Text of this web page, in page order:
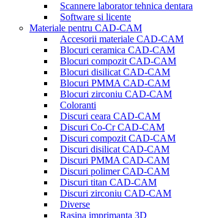
Scannere laborator tehnica dentara
Software si licente
Materiale pentru CAD-CAM
Accesorii materiale CAD-CAM
Blocuri ceramica CAD-CAM
Blocuri compozit CAD-CAM
Blocuri disilicat CAD-CAM
Blocuri PMMA CAD-CAM
Blocuri zirconiu CAD-CAM
Coloranti
Discuri ceara CAD-CAM
Discuri Co-Cr CAD-CAM
Discuri compozit CAD-CAM
Discuri disilicat CAD-CAM
Discuri PMMA CAD-CAM
Discuri polimer CAD-CAM
Discuri titan CAD-CAM
Discuri zirconiu CAD-CAM
Diverse
Rasina imprimanta 3D